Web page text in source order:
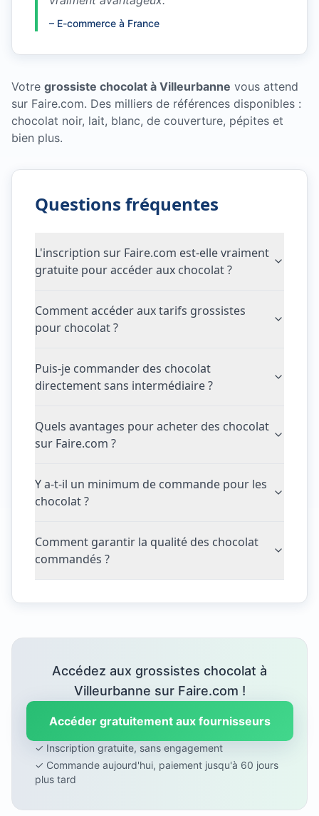
– E-commerce à France
Votre grossiste chocolat à Villeurbanne vous attend
sur Faire.com. Des milliers de références disponibles :
chocolat noir, lait, blanc, de couverture, pépites et
bien plus.
Questions fréquentes
L'inscription sur Faire.com est-elle vraiment
gratuite pour accéder aux chocolat ?
Comment accéder aux tarifs grossistes
pour chocolat ?
Puis-je commander des chocolat
directement sans intermédiaire ?
Quels avantages pour acheter des chocolat
sur Faire.com ?
Y a-t-il un minimum de commande pour les
chocolat ?
Comment garantir la qualité des chocolat
commandés ?
Accédez aux grossistes chocolat à
Villeurbanne sur Faire.com !
Accéder gratuitement aux fournisseurs
✓ Inscription gratuite, sans engagement
✓ Commande aujourd'hui, paiement jusqu'à 60 jours
plus tard